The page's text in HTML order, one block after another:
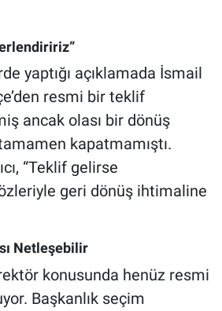
yaptığı açıklamada İsmail
resmi bir teklif
ancak olası bir dönüş
kapatmamıştı.
“Teklif gelirse
geri dönüş ihtimaline
Netleşebilir
konusunda henüz resmi
Başkanlık seçim